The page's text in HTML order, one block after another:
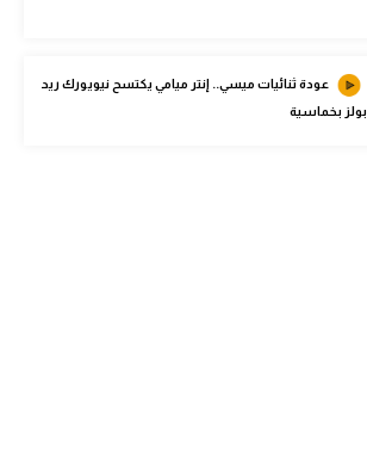
عودة ثنائيات ميسي.. إنتر ميامي يكتسح نيويورك ريد
بولز بخماسية